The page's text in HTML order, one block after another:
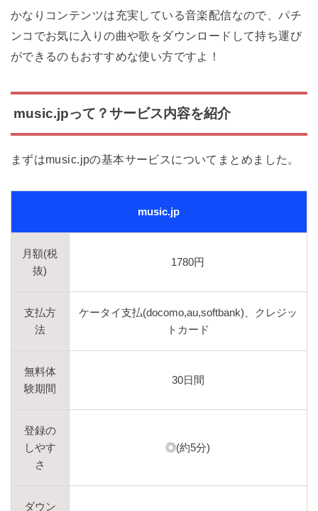
かなりコンテンツは充実している音楽配信なので、パチ
ンコでお気に入りの曲や歌をダウンロードして持ち運び
ができるのもおすすめな使い方ですよ！
music.jpって？サービス内容を紹介
まずはmusic.jpの基本サービスについてまとめました。
music.jp
月額(税
抜)
1780円
支払方
法
ケータイ支払(docomo,au,softbank)、クレジッ
トカード
無料体
験期間
30日間
登録の
しやす
さ
◎(約5分)
ダウン